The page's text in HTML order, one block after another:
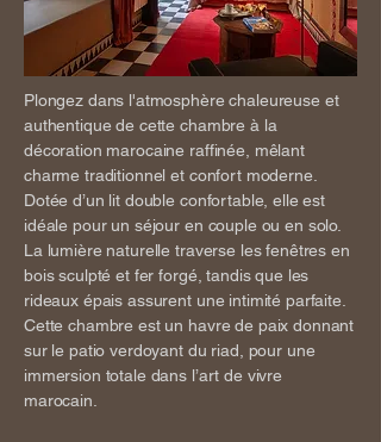
Plongez dans l'atmosphère chaleureuse et
authentique de cette chambre à la
décoration marocaine raffinée, mêlant
charme traditionnel et confort moderne.
Dotée d’un lit double confortable, elle est
idéale pour un séjour en couple ou en solo.
La lumière naturelle traverse les fenêtres en
bois sculpté et fer forgé, tandis que les
rideaux épais assurent une intimité parfaite.
Cette chambre est un havre de paix donnant
sur le patio verdoyant du riad, pour une
immersion totale dans l’art de vivre
marocain.